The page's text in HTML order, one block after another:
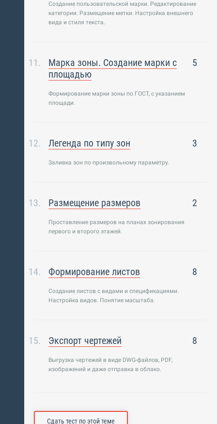
Создание пользовательской марки. Редактирование
категории. Размещение метки. Настройка внешнего
вида и стиля текста.
Марка зоны. Создание марки с
площадью
5
Формирование марки зоны по ГОСТ, с указанием
площади.
Легенда по типу зон 3
Заливка зон по произвольному параметру.
Размещение размеров 2
Проставление размеров на планах зонирования
первого и второго этажей.
Формирование листов 8
Создание листов с видами и спецификациями.
Настройка видов. Понятие масштаба.
Экспорт чертежей 8
Выгрузка чертежей в виде DWG-файлов, PDF,
изображений и даже отправка в облако.
Сдать тест по этой теме